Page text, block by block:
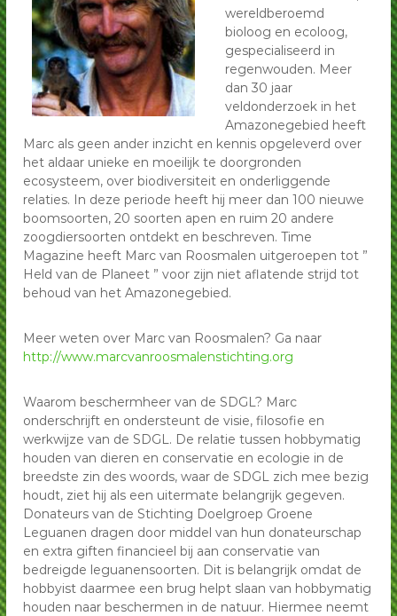
p
G
r
e
n
e
e
g
u
a
n
G
r
o
e
e
L
e
g
a
n
e
wereldberoemd
bioloog en ecoloog,
gespecialiseerd in
regenwouden. Meer
dan 30 jaar
veldonderzoek in het
Amazonegebied heeft
Marc als geen ander inzicht en kennis opgeleverd over
het aldaar unieke en moeilijk te doorgronden
ecosysteem, over biodiversiteit en onderliggende
relaties. In deze periode heeft hij meer dan 100 nieuwe
boomsoorten, 20 soorten apen en ruim 20 andere
zoogdiersoorten ontdekt en beschreven. Time
Magazine heeft Marc van Roosmalen uitgeroepen tot ”
Held van de Planeet ” voor zijn niet aflatende strijd tot
behoud van het Amazonegebied.
Meer weten over Marc van Roosmalen? Ga naar
http://www.marcvanroosmalenstichting.org
Waarom beschermheer van de SDGL? Marc
onderschrijft en ondersteunt de visie, filosofie en
werkwijze van de SDGL. De relatie tussen hobbymatig
houden van dieren en conservatie en ecologie in de
breedste zin des woords, waar de SDGL zich mee bezig
houdt, ziet hij als een uitermate belangrijk gegeven.
Donateurs van de Stichting Doelgroep Groene
Leguanen dragen door middel van hun donateurschap
en extra giften financieel bij aan conservatie van
bedreigde leguanensoorten. Dit is belangrijk omdat de
hobbyist daarmee een brug helpt slaan van hobbymatig
houden naar beschermen in de natuur. Hiermee neemt